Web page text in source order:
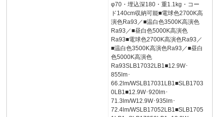
φ70・埋込深180・重1.1kg・コー
ド140cm収納可能■電球色2700K高
演色Ra93／■温白色3500K高演色
Ra93／■昼白色5000K高演色
Ra93■電球色2700K高演色Ra93／
■温白色3500K高演色Ra93／■昼白
色5000K高演色
Ra93SLB17032LB1■12.9W･
855lm･
66.2lm/WSLB17031LB1■SLB1703
0LB1■12.9W･920lm･
71.3lm/W12.9W･935lm･
72.4lm/WSLB17052LB1■SLB1705